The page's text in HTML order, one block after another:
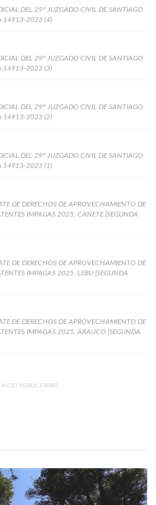
DEL 29° JUZGADO CIVIL DE SANTIAGO
2023 (4)
DEL 29° JUZGADO CIVIL DE SANTIAGO
2023 (3)
DEL 29° JUZGADO CIVIL DE SANTIAGO
2023 (2)
DEL 29° JUZGADO CIVIL DE SANTIAGO
2023 (1)
DE DERECHOS DE APROVECHAMIENTO DE
IMPAGAS 2025, CAÑETE [SEGUNDA
DE DERECHOS DE APROVECHAMIENTO DE
IMPAGAS 2025, LEBU [SEGUNDA
DE DERECHOS DE APROVECHAMIENTO DE
IMPAGAS 2025, ARAUCO [SEGUNDA
PUBLICITARIO